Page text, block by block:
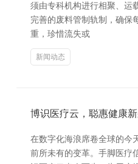
须由专科机构进行相聚、运
完善的废料管制轨制，确保
重，珍惜流失或
新闻动态
博识医疗云，聪惠健康
在数字化海浪席卷全球的今
前所未有的变革。手脚医疗